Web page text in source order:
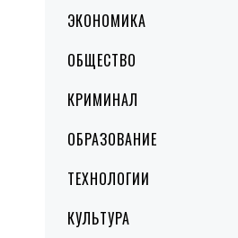
ЭКОНОМИКА
ОБЩЕСТВО
КРИМИНАЛ
ОБРАЗОВАНИЕ
ТЕХНОЛОГИИ
КУЛЬТУРА